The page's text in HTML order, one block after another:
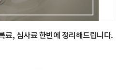
료, 심사료 한번에 정리해드립니다.